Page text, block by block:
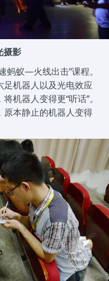
摄影
蚂蚁—火线出击”课程。
足机器人以及光电效应
机器人变得更“听话”。
原本静止的机器人变得